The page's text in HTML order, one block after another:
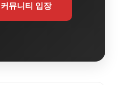
뮤니티 입장